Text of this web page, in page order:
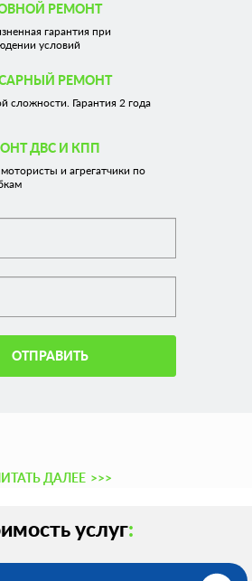
РЕМОНТ
гарантия при
условий
РЕМОНТ
сложности. Гарантия 2 года
ДВС И КПП
и агрегатчики по
ОТПРАВИТЬ
ДАЛЕЕ >>>
услуг: